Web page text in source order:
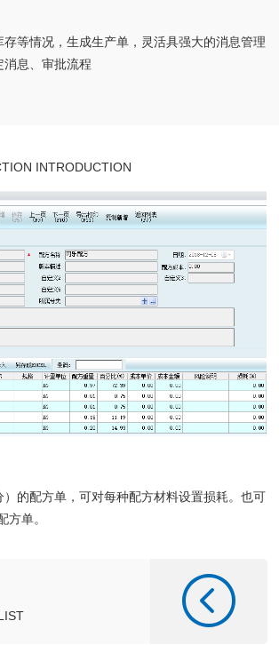
等情况，生成生产单，灵活具强大的消息管理
息、审批流程
INTRODUCTION
）的配方单，可对每种配方材料设置损耗。也可
方单。